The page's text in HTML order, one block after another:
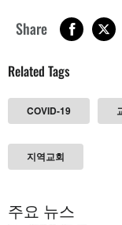
Share
Related Tags
COVID-19
지역교회
주요 뉴스